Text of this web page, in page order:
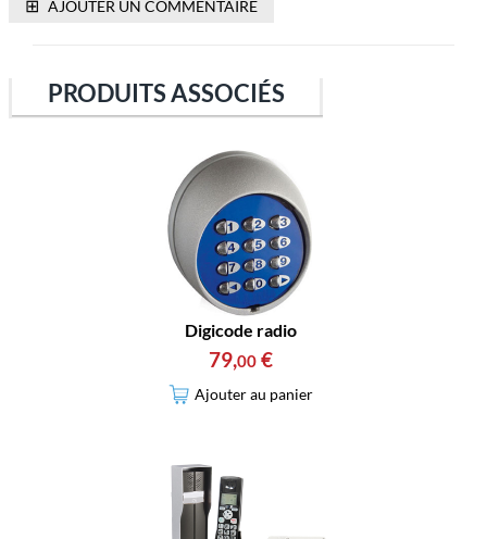
⊞ AJOUTER UN COMMENTAIRE
PRODUITS ASSOCIÉS
Digicode radio
79,00 €
Ajouter au panier